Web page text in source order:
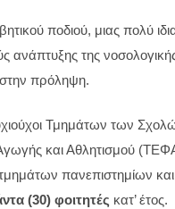
ποδιού, μιας πολύ
ανάπτυξης της
στην πρόληψη.
Τμημάτων των
Αγωγής και Αθλητισμού
πανεπιστημίων
(30) φοιτητές κατ’ έτος.